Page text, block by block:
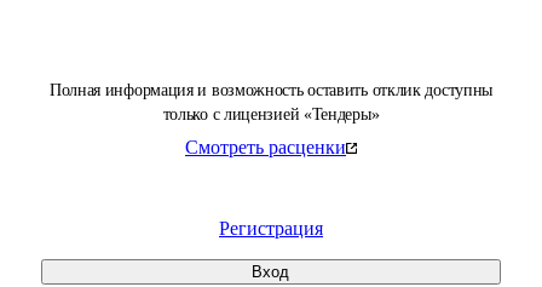
Полная информация и возможность оставить отклик доступны
только с лицензией «Тендеры»
Смотреть расценки
Регистрация
Вход